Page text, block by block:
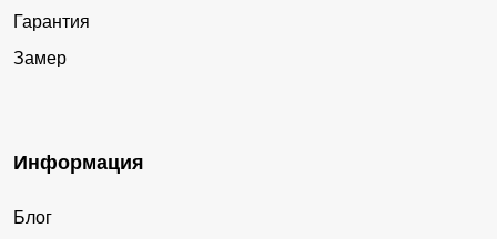
Гарантия
Замер
Информация
Блог